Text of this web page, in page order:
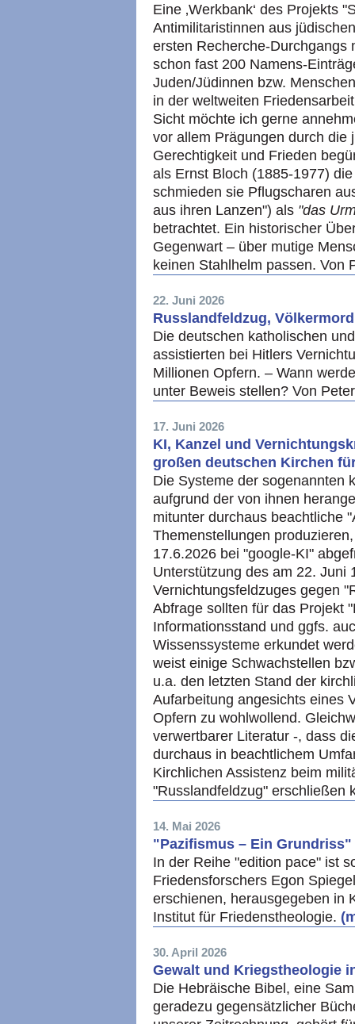
Eine ‚Werkbank‘ des Projekts
Antimilitaristinnen aus
ersten Recherche-Durchgangs
schon fast 200 Namens-
Juden/Jüdinnen bzw.
in der weltweiten
Sicht möchte ich gerne
vor allem Prägungen durch die
Gerechtigkeit und Frieden
als Ernst Bloch (1885-1977)
schmieden sie Pflugscharen
aus ihren Lanzen") als "das
betrachtet. Ein historischer
Gegenwart – über mutige
keinen Stahlhelm passen. Von
22. Juni 2026
Russlandfeldzug,
Die deutschen katholischen
assistierten bei Hitlers
Millionen Opfern. – Wann
unter Beweis stellen? Von
17. Juni 2026
KI, Kanzel und
großen deutschen Kirchen
Die Systeme der sogenannten
aufgrund der von ihnen
mitunter durchaus beachtliche
Themenstellungen
17.6.2026 bei "google-KI"
Unterstützung des am 22. Juni
Vernichtungsfeldzuges gegen
Abfrage sollten für das Projekt
Informationsstand und ggfs.
Wissenssysteme erkundet
weist einige Schwachstellen
u.a. den letzten Stand der
Aufarbeitung angesichts eines
Opfern zu wohlwollend.
verwertbarer Literatur -, dass
durchaus in beachtlichem
Kirchlichen Assistenz beim
"Russlandfeldzug" erschließen
14. Mai 2026
"Pazifismus – Ein Grundriss"
In der Reihe "edition pace" ist
Friedensforschers Egon
erschienen, herausgegeben in
Institut für Friedenstheologie.
30. April 2026
Gewalt und Kriegstheologie
Die Hebräische Bibel, eine
geradezu gegensätzlicher